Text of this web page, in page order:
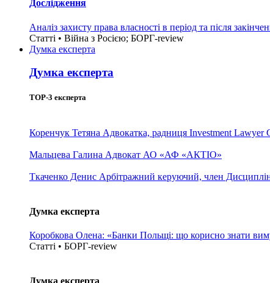
Дослідження
Аналіз захисту права власності в період та після
Статті • Війна з Росією; БОРГ-review
Думка експерта
Думка експерта
TOP-3 експерта
Коренчук Тетяна Адвокатка, радниця Investment Lawyer
Мальцева Галина Адвокат АО «АФ «АКТІО»
Ткаченко Денис Арбітражний керуючий, член
Думка експерта
Коробкова Олена: «Банки Польщі: що корисно знати
Статті • БОРГ-review